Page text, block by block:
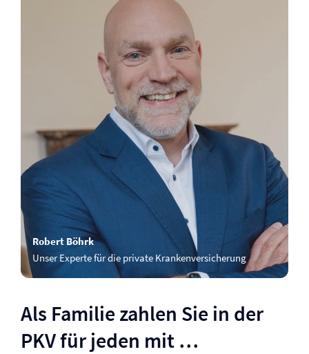
Robert Böhrk
Unser Experte für die private Kranken­versicherung
Als Familie zahlen Sie in der
PKV für jeden mit …